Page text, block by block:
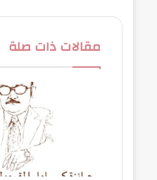
مقالات ذات صلة